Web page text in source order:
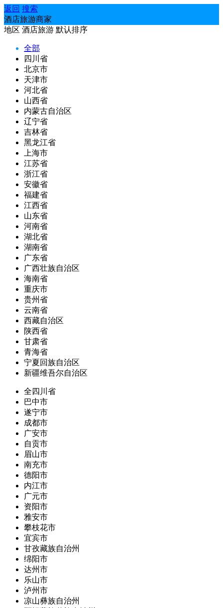
返回 搜索
酒店旅游商家
地区 酒店旅游 默认排序
全部
四川省
北京市
天津市
河北省
山西省
内蒙古自治区
辽宁省
吉林省
黑龙江省
上海市
江苏省
浙江省
安徽省
福建省
江西省
山东省
河南省
湖北省
湖南省
广东省
广西壮族自治区
海南省
重庆市
贵州省
云南省
西藏自治区
陕西省
甘肃省
青海省
宁夏回族自治区
新疆维吾尔自治区
全四川省
巴中市
遂宁市
成都市
广安市
自贡市
眉山市
南充市
德阳市
内江市
广元市
资阳市
雅安市
攀枝花市
宜宾市
甘孜藏族自治州
绵阳市
达州市
乐山市
泸州市
凉山彝族自治州